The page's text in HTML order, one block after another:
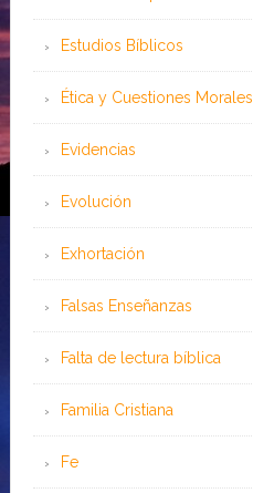
Estudios Bíblicos
Ética y Cuestiones Morales
Evidencias
Evolución
Exhortación
Falsas Enseñanzas
Falta de lectura bíblica
Familia Cristiana
Fe